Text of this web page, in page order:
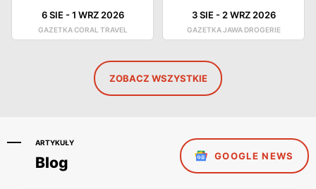
6 SIE -1 WRZ 2026
GAZETKA CORAL TRAVEL
3 SIE - 2 WRZ 2026
GAZETKA JAWA DROGERIE
ZOBACZ WSZYSTKIE
ARTYKUŁY
Blog GOOGLE NEWS